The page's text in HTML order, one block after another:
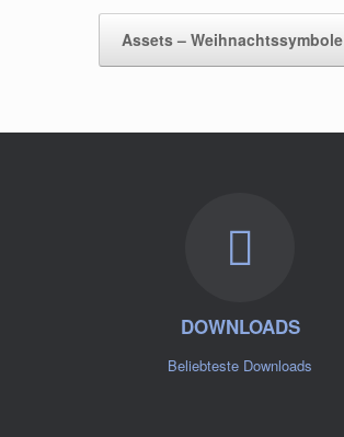
Assets – Weihnachtssymbole
DOWNLOADS
Beliebteste Downloads